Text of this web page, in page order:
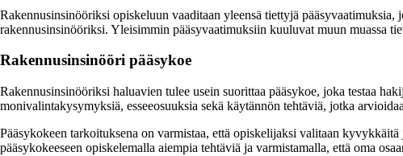
Rakennusinsinööriksi opiskeluun vaaditaan yleensä tiettyjä
rakennusinsinööriksi. Yleisimmin pääsyvaatimuksiin kuuluvat muun muassa
Rakennusinsinööri pääsykoe
Rakennusinsinööriksi haluavien tulee usein suorittaa pääsykoe, joka testaa
monivalintakysymyksiä, esseeosuuksia sekä käytännön tehtäviä, jotka
Pääsykokeen tarkoituksena on varmistaa, että opiskelijaksi valitaan
pääsykokeeseen opiskelemalla aiempia tehtäviä ja varmistamalla, että oma